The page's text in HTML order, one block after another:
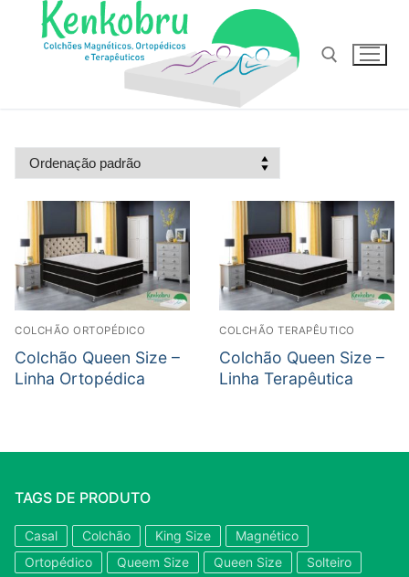
COLCHÃO ORTOPÉDICO
Colchão Queen Size –
Linha Ortopédica
COLCHÃO TERAPÊUTICO
Colchão Queen Size –
Linha Terapêutica
TAGS DE PRODUTO
Casal Colchão King Size
Magnético
Ortopédico
Queem Size Queen Size
Solteiro